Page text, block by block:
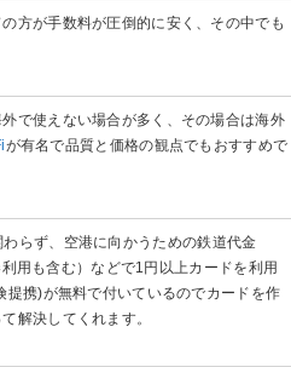
方が手数料が圧倒的に安く、その中でも
で使えない場合が多く、その場合は海外
が有名で品質と価格の観点でもおすすめで
らず、空港に向かうための鉄道代金
用も含む）などで1円以上カードを利用
携)が無料で付いているのでカードを作
解決してくれます。